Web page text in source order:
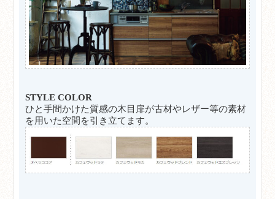
STYLE COLOR
ひと手間かけた質感の木目扉が古材やレザー等の素材
を用いた空間を引き立てます。